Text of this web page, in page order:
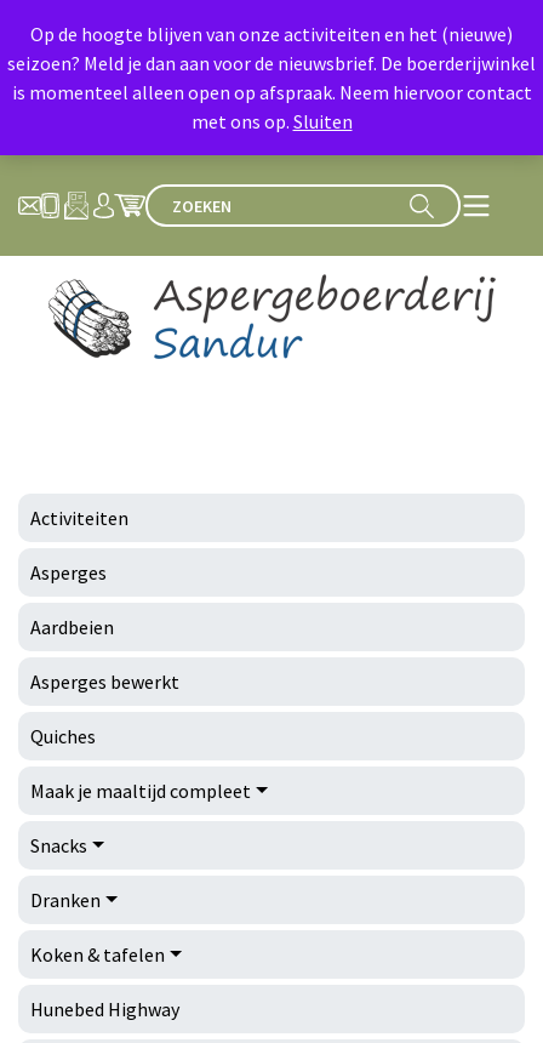
Activiteiten
Asperges
Aardbeien
Asperges bewerkt
Quiches
Maak je maaltijd compleet
Snacks
Dranken
Koken & tafelen
Hunebed Highway
Op de hoogte blijven van onze activiteiten en het (nieuwe)
seizoen? Meld je dan aan voor de nieuwsbrief. De boerderijwinkel
is momenteel alleen open op afspraak. Neem hiervoor contact
met ons op. Sluiten